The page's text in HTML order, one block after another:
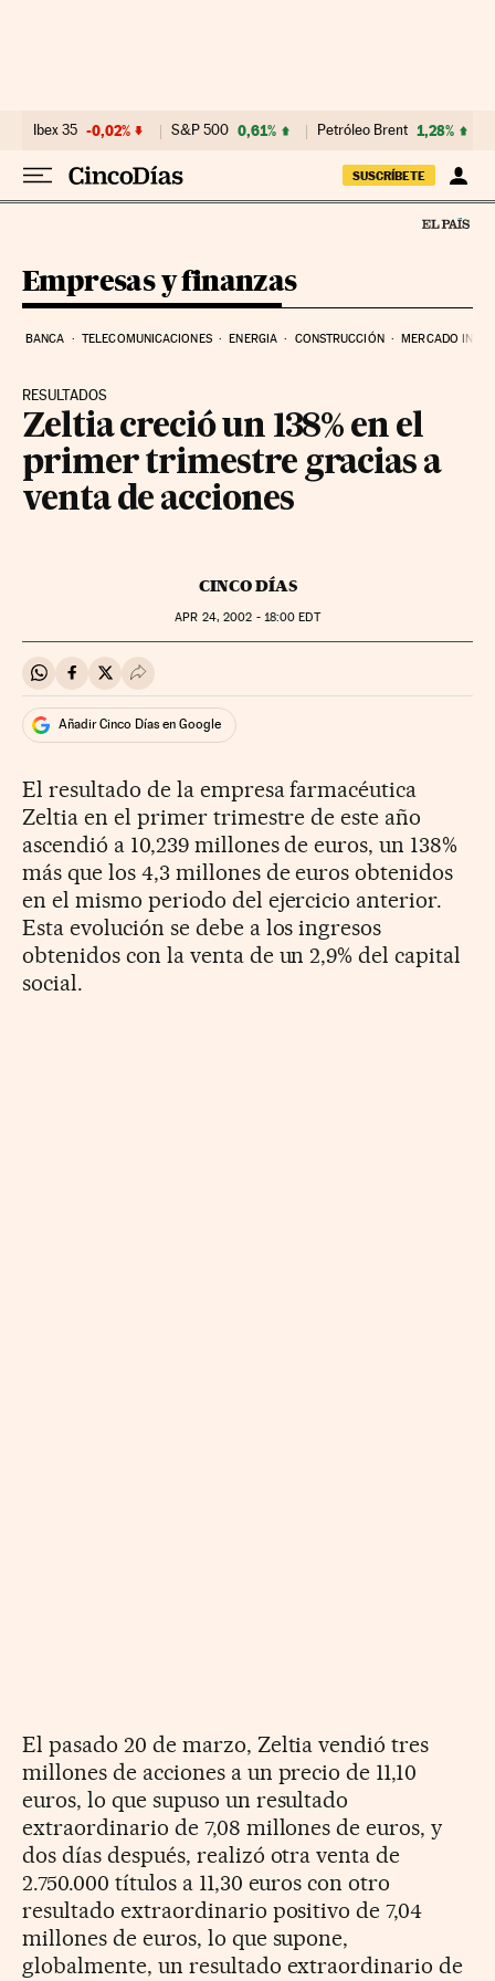
Ibex 35 -0,02% S&P 500 0,61% Petróleo Brent 1,28%
SUSCRÍBETE
Empresas y finanzas
BANCA TELECOMUNICACIONES ENERGIA CONSTRUCCIÓN MERCADO
RESULTADOS
Zeltia creció un 138% en el
primer trimestre gracias a
venta de acciones
CINCO DÍAS
APR 24, 2002 - 18:00 EDT
Compartir en Whatsapp
Compartir en Facebook
Compartir en Twitter
Desplegar Redes Sociales
Añadir Cinco Días en Google
El resultado de la empresa farmacéutica
Zeltia en el primer trimestre de este año
ascendió a 10,239 millones de euros, un 138%
más que los 4,3 millones de euros obtenidos
en el mismo periodo del ejercicio anterior.
Esta evolución se debe a los ingresos
obtenidos con la venta de un 2,9% del capital
social.
El pasado 20 de marzo, Zeltia vendió tres
millones de acciones a un precio de 11,10
euros, lo que supuso un resultado
extraordinario de 7,08 millones de euros, y
dos días después, realizó otra venta de
2.750.000 títulos a 11,30 euros con otro
resultado extraordinario positivo de 7,04
millones de euros, lo que supone,
globalmente, un resultado extraordinario de